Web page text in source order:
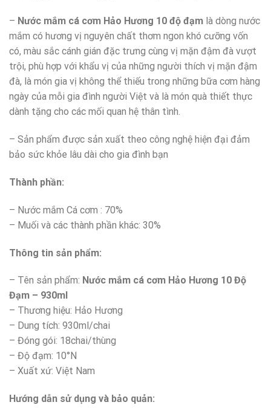
– Nước mắm cá cơm Hảo Hương 10 độ đạm là dòng nước
mắm có hương vị nguyên chất thơm ngon khó cưỡng vốn
có, màu sắc cánh gián đặc trưng cùng vị mặn đậm đà vượt
trội, phù hợp với khẩu vị của những người thích vị mặn đậm
đà, là món gia vị không thể thiếu trong những bữa cơm hàng
ngày của mỗi gia đình người Việt và là món quà thiết thực
dành tặng cho các mối quan hệ thân tình.
– Sản phẩm được sản xuất theo công nghệ hiện đại đảm
bảo sức khỏe lâu dài cho gia đình bạn
Thành phần:
– Nước mắm Cá cơm : 70%
– Muối và các thành phần khác: 30%
Thông tin sản phẩm:
– Tên sản phẩm: Nước mắm cá cơm Hảo Hương 10 Độ
Đạm – 930ml
– Thương hiệu: Hảo Hương
– Dung tích: 930ml/chai
– Đóng gói: 18chai/thùng
– Độ đạm: 10°N
– Xuất xứ: Việt Nam
Hướng dẫn sử dụng và bảo quản: